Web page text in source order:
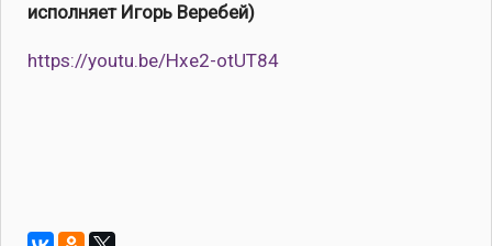
исполняет Игорь Веребей)
https://youtu.be/Hxe2-otUT84